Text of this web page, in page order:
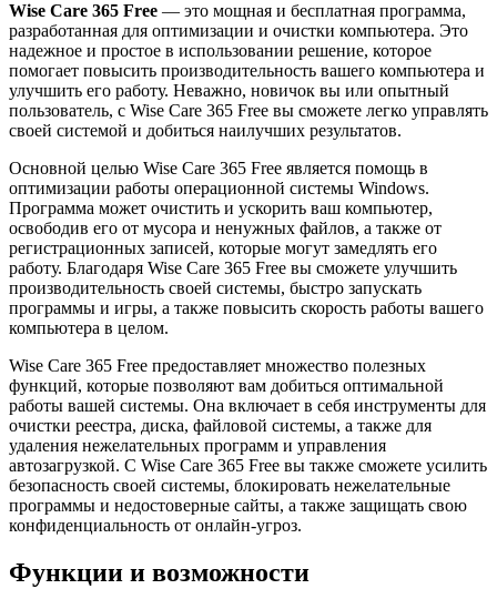
Wise Care 365 Free — это мощная и бесплатная программа,
разработанная для оптимизации и очистки компьютера. Это
надежное и простое в использовании решение, которое
помогает повысить производительность вашего компьютера и
улучшить его работу. Неважно, новичок вы или опытный
пользователь, с Wise Care 365 Free вы сможете легко управлять
своей системой и добиться наилучших результатов.
Основной целью Wise Care 365 Free является помощь в
оптимизации работы операционной системы Windows.
Программа может очистить и ускорить ваш компьютер,
освободив его от мусора и ненужных файлов, а также от
регистрационных записей, которые могут замедлять его
работу. Благодаря Wise Care 365 Free вы сможете улучшить
производительность своей системы, быстро запускать
программы и игры, а также повысить скорость работы вашего
компьютера в целом.
Wise Care 365 Free предоставляет множество полезных
функций, которые позволяют вам добиться оптимальной
работы вашей системы. Она включает в себя инструменты для
очистки реестра, диска, файловой системы, а также для
удаления нежелательных программ и управления
автозагрузкой. С Wise Care 365 Free вы также сможете усилить
безопасность своей системы, блокировать нежелательные
программы и недостоверные сайты, а также защищать свою
конфиденциальность от онлайн-угроз.
Функции и возможности